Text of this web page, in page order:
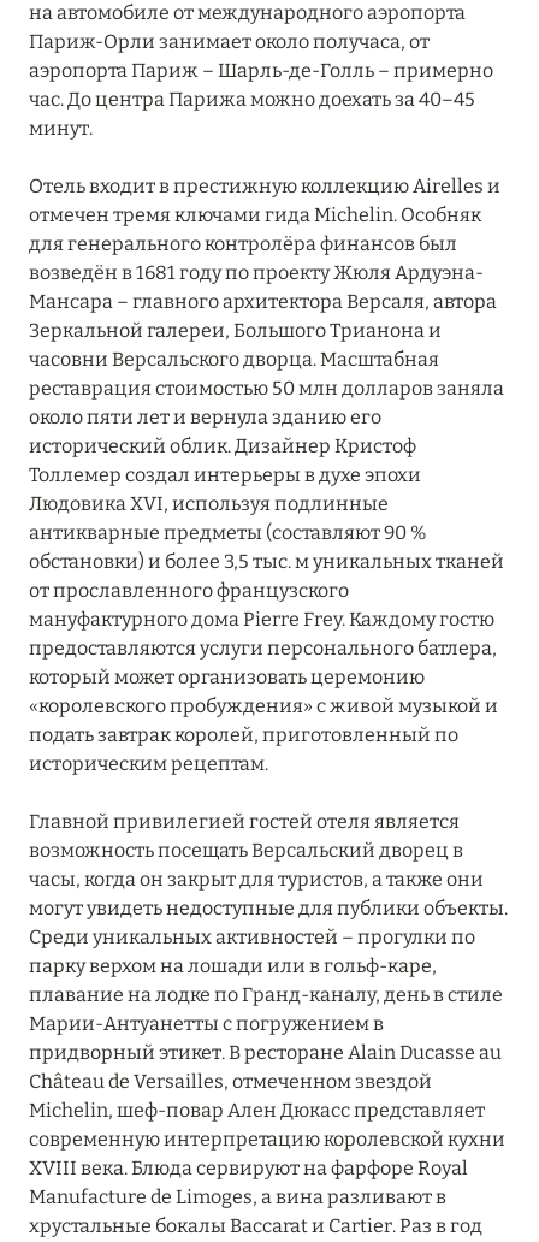
на автомобиле от международного аэропорта
Париж-Орли занимает около получаса, от
аэропорта Париж – Шарль-де-Голль – примерно
час. До центра Парижа можно доехать за 40–45
минут.
Отель входит в престижную коллекцию Airelles и
отмечен тремя ключами гида Michelin. Особняк
для генерального контролёра финансов был
возведён в 1681 году по проекту Жюля Ардуэна-
Мансара – главного архитектора Версаля, автора
Зеркальной галереи, Большого Трианона и
часовни Версальского дворца. Масштабная
реставрация стоимостью 50 млн долларов заняла
около пяти лет и вернула зданию его
исторический облик. Дизайнер Кристоф
Толлемер создал интерьеры в духе эпохи
Людовика XVI, используя подлинные
антикварные предметы (составляют 90 %
обстановки) и более 3,5 тыс. м уникальных тканей
от прославленного французского
мануфактурного дома Pierre Frey. Каждому гостю
предоставляются услуги персонального батлера,
который может организовать церемонию
«королевского пробуждения» с живой музыкой и
подать завтрак королей, приготовленный по
историческим рецептам.
Главной привилегией гостей отеля является
возможность посещать Версальский дворец в
часы, когда он закрыт для туристов, а также они
могут увидеть недоступные для публики объекты.
Среди уникальных активностей – прогулки по
парку верхом на лошади или в гольф-каре,
плавание на лодке по Гранд-каналу, день в стиле
Марии-Антуанетты с погружением в
придворный этикет. В ресторане Alain Ducasse au
Château de Versailles, отмеченном звездой
Michelin, шеф-повар Ален Дюкасс представляет
современную интерпретацию королевской кухни
XVIII века. Блюда сервируют на фарфоре Royal
Manufacture de Limoges, а вина разливают в
хрустальные бокалы Baccarat и Cartier. Раз в год